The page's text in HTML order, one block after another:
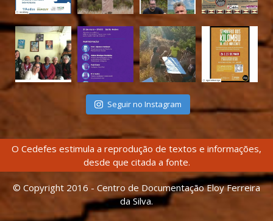
Seguir no Instagram
O Cedefes estimula a reprodução de textos e informações,
desde que citada a fonte.
© Copyright 2016 - Centro de Documentação Eloy Ferreira
da Silva.